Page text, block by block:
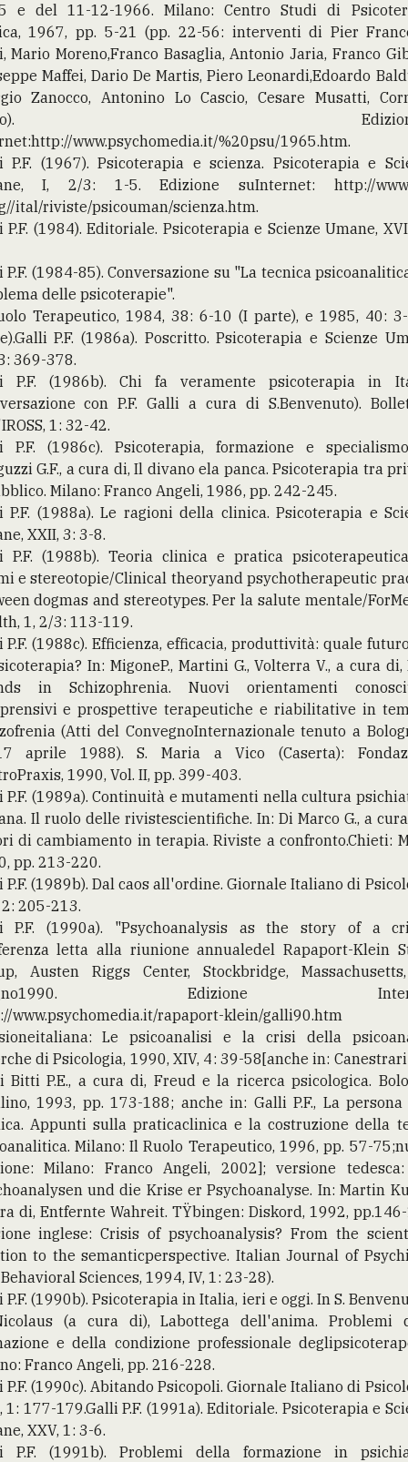
e del 11-12-1966. Milano: Centro Studi di
1967, pp. 5-21 (pp. 22-56: interventi di Pier
Mario Moreno,Franco Basaglia, Antonio Jaria, Franco
Maffei, Dario De Martis, Piero Leonardi,Edoardo
Zanocco, Antonino Lo Cascio, Cesare Musatti,
www.psychomedia.it/%20psu/1965.htm.
P.F. (1967). Psicoterapia e scienza. Psicoterapia e
I, 2/3: 1-5. Edizione suInternet: http://
ital/riviste/psicouman/scienza.htm.
P.F. (1984). Editoriale. Psicoterapia e Scienze Umane,
P.F. (1984-85). Conversazione su "La tecnica
delle psicoterapie".
Terapeutico, 1984, 38: 6-10 (I parte), e 1985, 40:
P.F. (1986a). Poscritto. Psicoterapia e Scienze
369-378.
P.F. (1986b). Chi fa veramente psicoterapia in
con P.F. Galli a cura di S.Benvenuto).
1: 32-42.
P.F. (1986c). Psicoterapia, formazione e
G.F., a cura di, Il divano ela panca. Psicoterapia tra
Milano: Franco Angeli, 1986, pp. 242-245.
P.F. (1988a). Le ragioni della clinica. Psicoterapia e
XXII, 3: 3-8.
P.F. (1988b). Teoria clinica e pratica
e stereotopie/Clinical theoryand psychotherapeutic
dogmas and stereotypes. Per la salute mentale/
1, 2/3: 113-119.
P.F. (1988c). Efficienza, efficacia, produttività: quale
In: MigoneP., Martini G., Volterra V., a cura di,
in Schizophrenia. Nuovi orientamenti
e prospettive terapeutiche e riabilitative in
(Atti del ConvegnoInternazionale tenuto a
aprile 1988). S. Maria a Vico (Caserta):
1990, Vol. II, pp. 399-403.
P.F. (1989a). Continuità e mutamenti nella cultura
Il ruolo delle rivistescientifiche. In: Di Marco G., a
di cambiamento in terapia. Riviste a confronto.Chieti:
pp. 213-220.
P.F. (1989b). Dal caos all'ordine. Giornale Italiano di
205-213.
P.F. (1990a). "Psychoanalysis as the story of a
letta alla riunione annualedel Rapaport-Klein
Austen Riggs Center, Stockbridge,
Edizione
www.psychomedia.it/rapaport-klein/galli90.htm
Le psicoanalisi e la crisi della
di Psicologia, 1990, XIV, 4: 39-58[anche in: Canestrari
Bitti P.E., a cura di, Freud e la ricerca psicologica.
1993, pp. 173-188; anche in: Galli P.F., La
Appunti sulla praticaclinica e la costruzione della
Milano: Il Ruolo Terapeutico, 1996, pp. 57-
Milano: Franco Angeli, 2002]; versione
und die Krise er Psychoanalyse. In: Martin
di, Entfernte Wahreit. TŸbingen: Diskord, 1992,
inglese: Crisis of psychoanalysis? From the
to the semanticperspective. Italian Journal of
Sciences, 1994, IV, 1: 23-28).
P.F. (1990b). Psicoterapia in Italia, ieri e oggi. In S.
(a cura di), Labottega dell'anima. Problemi
e della condizione professionale
Franco Angeli, pp. 216-228.
P.F. (1990c). Abitando Psicopoli. Giornale Italiano di
1: 177-179.Galli P.F. (1991a). Editoriale. Psicoterapia e
XXV, 1: 3-6.
P.F. (1991b). Problemi della formazione in